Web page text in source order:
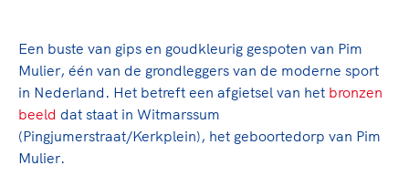
Onze partners
Geven aan Sport
Sportonderzoek
Trainer-coaches
Officials
Veilige en integere sport
Atletencommissie
Paralympische Talentdag
TeamNL Academie Kalender
Pers
Een buste van gips en goudkleurig gespoten van Pim
Mulier, één van de grondleggers van de moderne sport
in Nederland. Het betreft een afgietsel van het bronzen
beeld dat staat in Witmarssum
(Pingjumerstraat/Kerkplein), het geboortedorp van Pim
Mulier.